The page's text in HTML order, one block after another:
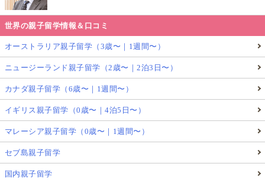
世界の親子留学情報＆口コミ
オーストラリア親子留学（3歳〜｜1週間〜）
ニュージーランド親子留学（2歳〜｜2泊3日〜）
カナダ親子留学（6歳〜｜1週間〜）
イギリス親子留学（0歳〜｜4泊5日〜）
マレーシア親子留学（0歳〜｜1週間〜）
セブ島親子留学
国内親子留学